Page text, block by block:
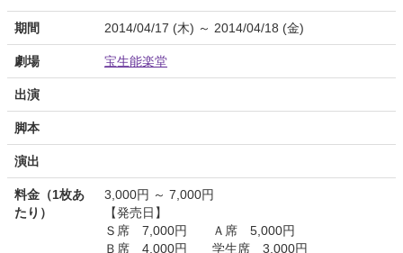
期間 2014/04/17 (木) ～ 2014/04/18 (金)
劇場 宝生能楽堂
出演
脚本
演出
料金（1枚あ
たり）
3,000円 ～ 7,000円
【発売日】
Ｓ席 7,000円 Ａ席 5,000円
Ｂ席 4,000円 学生席 3,000円